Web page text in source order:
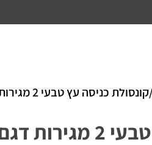
קונסולת כניסה עץ טבעי 2 מגירות דגם "וינה" 100 ס"מ
קונסולת כניסה עץ טבעי